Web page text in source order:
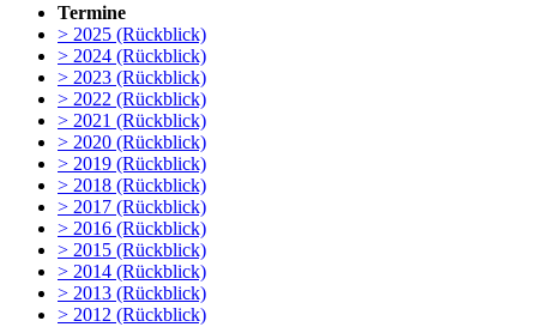
Termine
> 2025 (Rückblick)
> 2024 (Rückblick)
> 2023 (Rückblick)
> 2022 (Rückblick)
> 2021 (Rückblick)
> 2020 (Rückblick)
> 2019 (Rückblick)
> 2018 (Rückblick)
> 2017 (Rückblick)
> 2016 (Rückblick)
> 2015 (Rückblick)
> 2014 (Rückblick)
> 2013 (Rückblick)
> 2012 (Rückblick)